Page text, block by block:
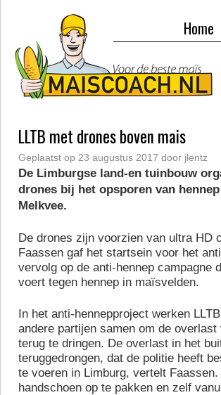
Home
LLTB met drones boven mais
Geplaatst op 23 augustus 2017 door jlentz
De Limburgse land-en tuinbouw
drones bij het opsporen van
Melkvee.
De drones zijn voorzien van ultra HD
Faassen gaf het startsein voor het
vervolg op de anti-hennep campagne
voert tegen hennep in maïsvelden.
In het anti-hennepproject werken
andere partijen samen om de
terug te dringen. De overlast in het
teruggedrongen, dat de politie heeft
te voeren in Limburg, vertelt
handschoen op te pakken en zelf